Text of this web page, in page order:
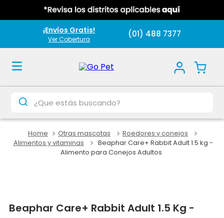
¡Envíos Gratis!
Ver Cobertura (01) 488 7377
¿Que estás buscando?
Otras mascotas
Roedores y conejos
Alimentos y vitaminas
Beaphar Care+ Rabbit Adult 1.5 kg -
Alimento para Conejos Adultos
Beaphar Care+ Rabbit Adult 1.5 Kg -